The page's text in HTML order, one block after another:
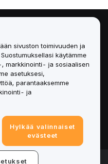
pidätetään.
sivuston toimivuuden ja
käytämme
markkinointi- ja sosiaalisen
asetuksesi,
parantaaksemme
ja
Hylkää valinnaiset
evästeet